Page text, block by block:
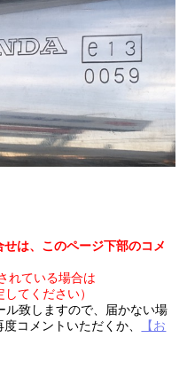
は、このページ下部のコメ
れている場合は
てください）
致しますので、届かない場
コメントいただくか、
【お